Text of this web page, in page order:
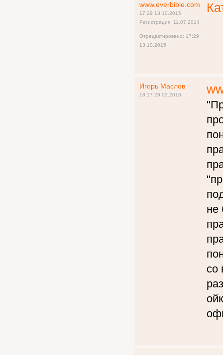
www.everbible.com
17:29 13.10.2015
Регистрация: 11.07.2014
Отредактировано: 17:29
13.10.2015
Игорь Маслов
18:17 29.02.2016
не
со